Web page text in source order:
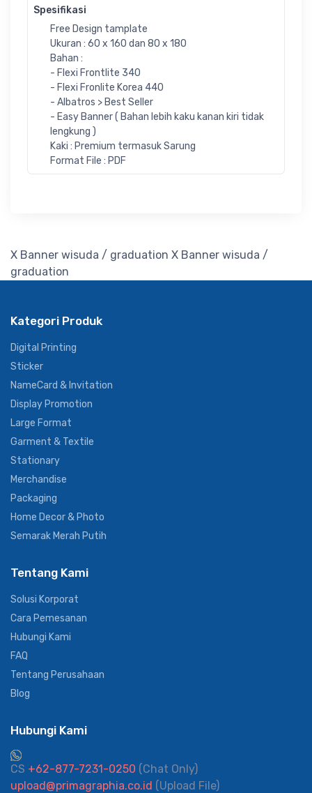
Spesifikasi
Free Design tamplate
Ukuran : 60 x 160 dan 80 x 180
Bahan :
- Flexi Frontlite 340
- Flexi Fronlite Korea 440
- Albatros > Best Seller
- Easy Banner ( Bahan lebih kaku kanan kiri tidak
lengkung )
Kaki : Premium termasuk Sarung
Format File : PDF
X Banner wisuda / graduation X Banner wisuda /
graduation
Kategori Produk
Digital Printing
Sticker
NameCard & Invitation
Display Promotion
Large Format
Garment & Textile
Stationary
Merchandise
Packaging
Home Decor & Photo
Semarak Merah Putih
Tentang Kami
Solusi Korporat
Cara Pemesanan
Hubungi Kami
FAQ
Tentang Perusahaan
Blog
Hubungi Kami
CS +62-877-7231-0250 (Chat Only)
upload@primagraphia.co.id (Upload File)